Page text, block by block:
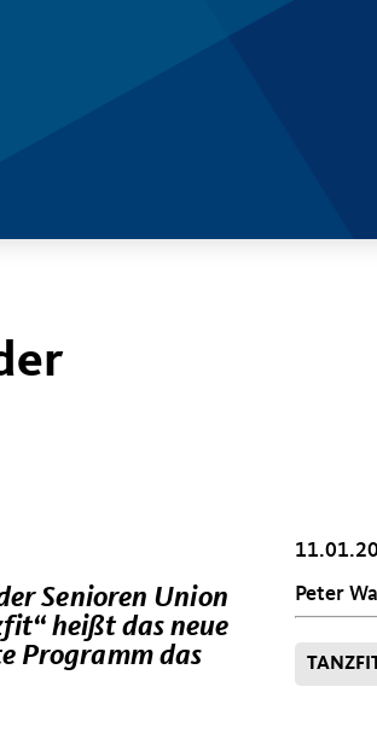
Senioren Union
heißt das neue
Programm das
Peter